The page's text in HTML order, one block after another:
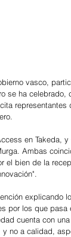
vasco,
se ha
en Takeda,
Ambas
el bien de la
explicando
por los que
cuenta con
no a calidad,